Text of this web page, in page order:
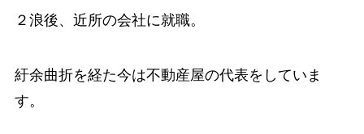
２浪後、近所の会社に就職。
紆余曲折を経た今は不動産屋の代表をしていま
す。